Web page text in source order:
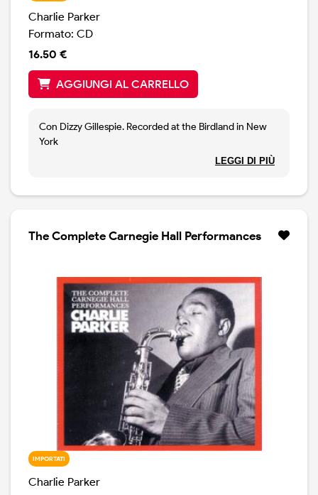
Charlie Parker
Formato: CD
16.50 €
AGGIUNGI AL CARRELLO
Con Dizzy Gillespie. Recorded at the Birdland in New
York
LEGGI DI PIÙ
The Complete Carnegie Hall Performances
IMPORTATI
Charlie Parker